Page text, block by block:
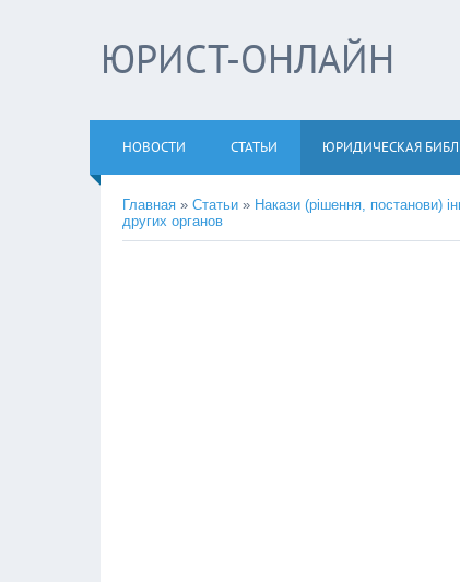
ЮРИСТ-ОНЛАЙН
НОВОСТИ СТАТЬИ ЮРИДИЧЕСКАЯ
Главная » Статьи » Накази (рішення, постанови)
других органов